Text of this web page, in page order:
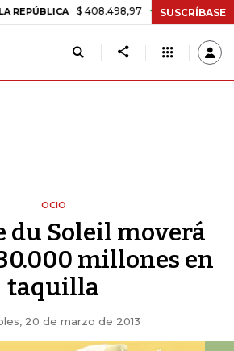
$ 408.498,97 +$ 8.753,81 +2,19%
SUSCRÍBASE
OCIO
du Soleil moverá
millones en
taquilla
20 de marzo de 2013